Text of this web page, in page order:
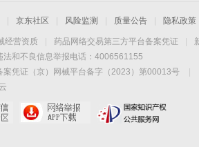
京东社区 风险监测 质量公告 隐私政策
经营资质 药品网络交易第三方平台备案凭证
法和不良信息举报电话：4006561155
案凭证（京）网械平台备字（2023）第00013号